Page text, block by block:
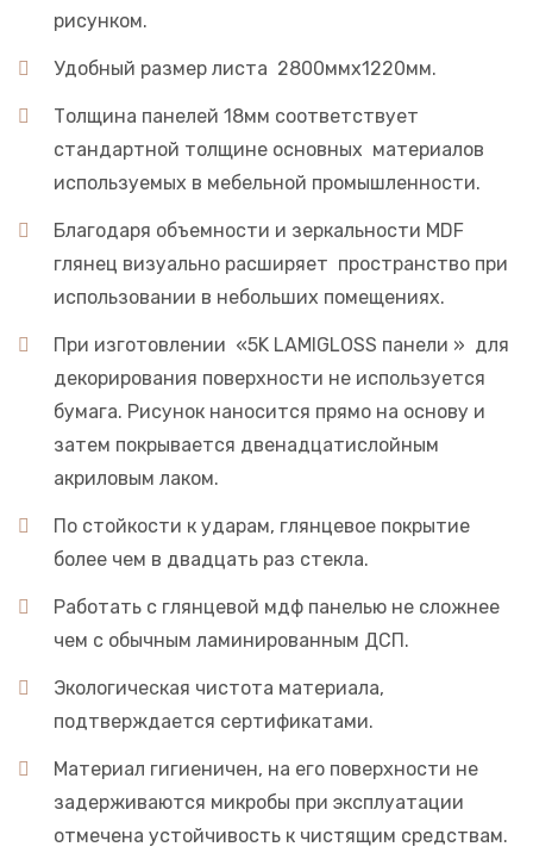
рисунком.
Удобный размер листа 2800ммх1220мм.
Толщина панелей 18мм соответствует
стандартной толщине основных материалов
используемых в мебельной промышленности.
Благодаря объемности и зеркальности MDF
глянец визуально расширяет пространство при
использовании в небольших помещениях.
При изготовлении «5K LAMIGLOSS панели » для
декорирования поверхности не используется
бумага. Рисунок наносится прямо на основу и
затем покрывается двенадцатислойным
акриловым лаком.
По стойкости к ударам, глянцевое покрытие
более чем в двадцать раз стекла.
Работать с глянцевой мдф панелью не сложнее
чем с обычным ламинированным ДСП.
Экологическая чистота материала,
подтверждается сертификатами.
Материал гигиеничен, на его поверхности не
задерживаются микробы при эксплуатации
отмечена устойчивость к чистящим средствам.